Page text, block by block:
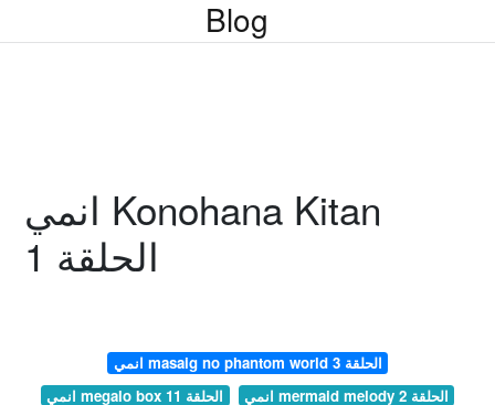
Blog
انمي Konohana Kitan
الحلقة 1
انمي masaig no phantom world الحلقة 3
انمي megalo box الحلقة 11
انمي mermaid melody الحلقة 2